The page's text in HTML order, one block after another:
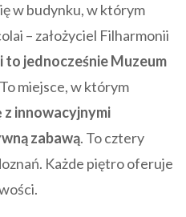
w budynku, w którym
– założyciel Filharmonii
to jednocześnie Muzeum
To miejsce, w którym
innowacyjnymi
zabawą. To cztery
Każde piętro oferuje